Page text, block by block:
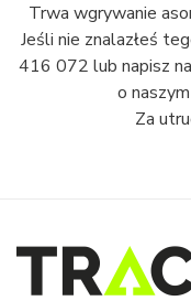
Trwa wgrywanie
Jeśli nie znalazłeś
416 072 lub napisz
o
Za